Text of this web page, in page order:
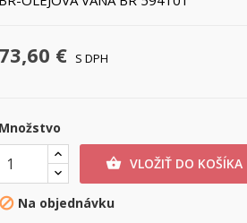
73,60 € S DPH
Množstvo
 VLOŽIŤ DO KOŠÍKA
 Na objednávku